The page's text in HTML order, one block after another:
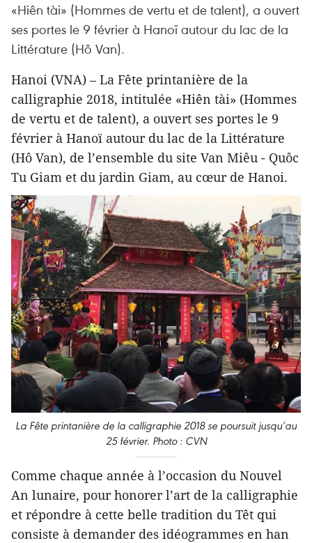
«Hiên tài» (Hommes de vertu et de talent), a ouvert
ses portes le 9 février à Hanoï autour du lac de la
Littérature (Hô Van).
Hanoi (VNA) – La Fête printanière de la
calligraphie 2018, intitulée «Hiên tài» (Hommes
de vertu et de talent), a ouvert ses portes le 9
février à Hanoï autour du lac de la Littérature
(Hô Van), de l’ensemble du site Van Miêu - Quôc
Tu Giam et du jardin Giam, au cœur de Hanoi.
La Fête printanière de la calligraphie 2018 se poursuit jusqu’au
25 février. Photo : CVN
Comme chaque année à l’occasion du Nouvel
An lunaire, pour honorer l’art de la calligraphie
et répondre à cette belle tradition du Têt qui
consiste à demander des idéogrammes en han